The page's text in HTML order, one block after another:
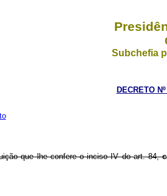
Subchefia
DECRETO
que lhe confere o inciso IV do art. 84,